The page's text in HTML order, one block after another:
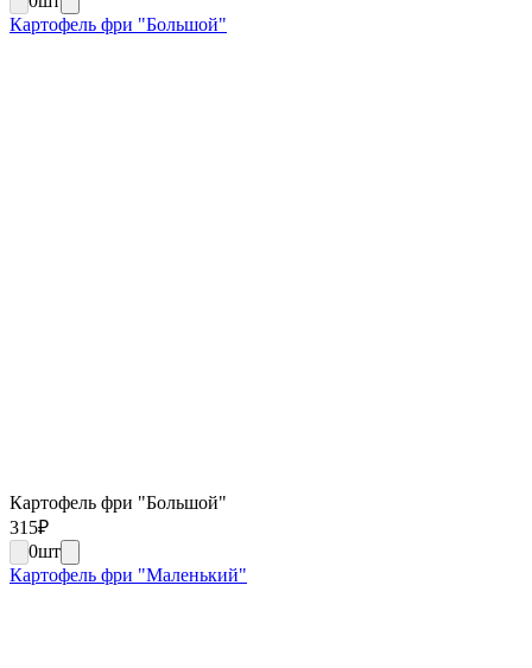
Картофель фри "Большой"
Картофель фри "Большой"
315₽
0шт
Картофель фри "Маленький"